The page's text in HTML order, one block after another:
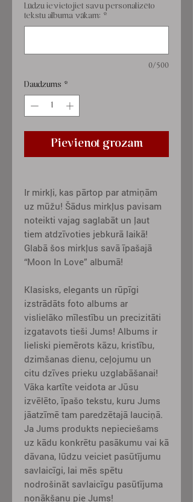
Lūdzu ievietojiet savu personalizēto
tekstu albuma vākam: *
0/500
Daudzums *
Pievienot grozam
Ir mirkļi, kas pārtop par atmiņām
uz mūžu! Šādus mirkļus pavisam
noteikti vajag saglabāt un ļaut
tiem atdzīvoties jebkurā laikā!
Glabā šos mirkļus savā īpašajā
“Moon In Love” albumā!
Klasisks, elegants un rūpīgi
izstrādāts foto albums ar
vislielāko mīlestību un precizitāti
izgatavots tieši Jums! Albums ir
lieliski piemērots kāzu, kristību,
dzimšanas dienu, ceļojumu un
citu dzīves prieku uzglabāšanai!
Vāka kartīte veidota ar Jūsu
izvēlēto, īpašo tekstu, kuru Jums
jāatzīmē tam paredzētajā lauciņā.
Ja Jums produkts nepieciešams
uz kādu konkrētu pasākumu vai kā
dāvana, lūdzu veiciet pasūtījumu
savlaicīgi, lai mēs spētu
nodrošināt savlaicīgu pasūtījuma
nonākšanu pie Jums!